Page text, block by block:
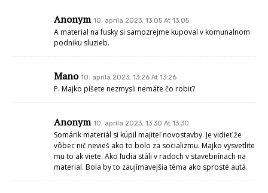
Anonym 10. apríla 2023, 13:05 At 13:05
A material na fusky si samozrejme kupoval v komunalnom
podniku sluzieb.
Mano 10. apríla 2023, 13:26 At 13:26
P. Majko píšete nezmysli nemáte čo robiť?
Anonym 10. apríla 2023, 13:30 At 13:30
Somárik materiál si kúpil majiteľ novostavby. Je vidieť že
vôbec nič nevieš ako to bolo za socializmu. Majko vysvetlite
mu to ak viete. Ako ľudia stáli v radoch v stavebnínach na
material. Bola by to zaujímavejšia téma ako sprosté autá.